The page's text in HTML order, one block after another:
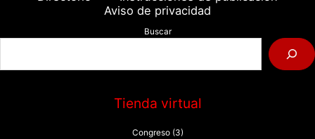
Aviso de privacidad
Buscar
Tienda virtual
Congreso (3)